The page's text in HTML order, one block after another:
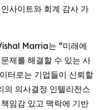
사이트와 회계 감사 가
Marria는 “미래에
제를 해결할 수 있는 사
터로는 기업들이 신뢰할
의 의사결정 인텔리전스
임감 있고 맥락에 기반